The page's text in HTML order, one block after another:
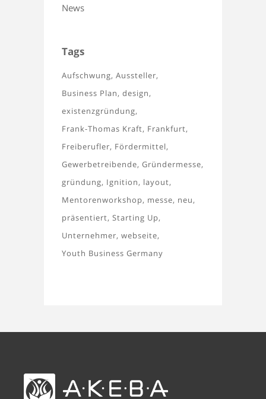
News
Tags
Aufschwung Aussteller
Business Plan design
existenzgründung
Frank-Thomas Kraft Frankfurt
Freiberufler Fördermittel
Gewerbetreibende Gründermesse
gründung Ignition
layout
Mentorenworkshop messe neu
präsentiert Starting Up
Unternehmer webseite
Youth Business Germany